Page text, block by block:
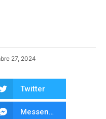
27, 2024
Twitter
Messenger